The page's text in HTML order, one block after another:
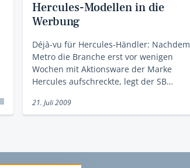
Hercules-Modellen in die
Werbung
Déjà-vu für Hercules-Händler: Nachdem
Metro die Branche erst vor wenigen
Wochen mit Aktionsware der Marke
Hercules aufschreckte, legt der SB…
21. Juli 2009